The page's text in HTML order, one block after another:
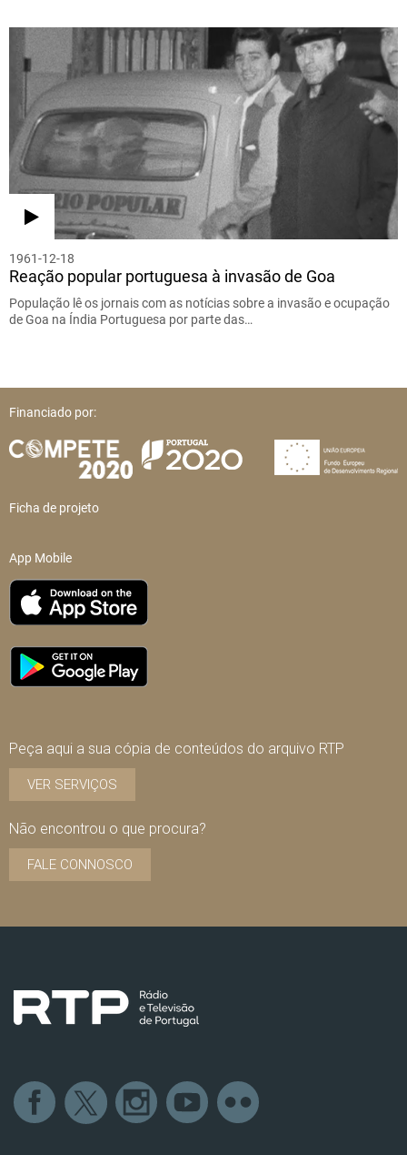
1961-12-18
Reação popular portuguesa à invasão de Goa
População lê os jornais com as notícias sobre a invasão e ocupação
de Goa na Índia Portuguesa por parte das…
Financiado por:
Ficha de projeto
App Mobile
Peça aqui a sua cópia de conteúdos do arquivo RTP
VER SERVIÇOS
Não encontrou o que procura?
FALE CONNOSCO